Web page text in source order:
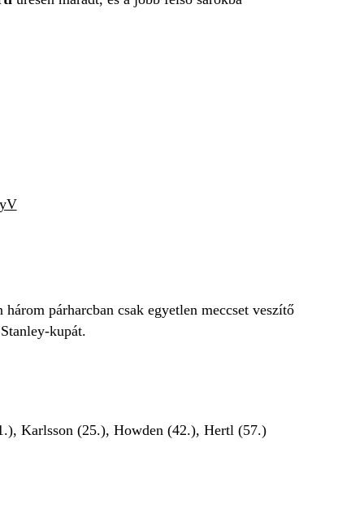
párharcban csak egyetlen meccset veszítő
kupát.
Karlsson (25.), Howden (42.), Hertl (57.)